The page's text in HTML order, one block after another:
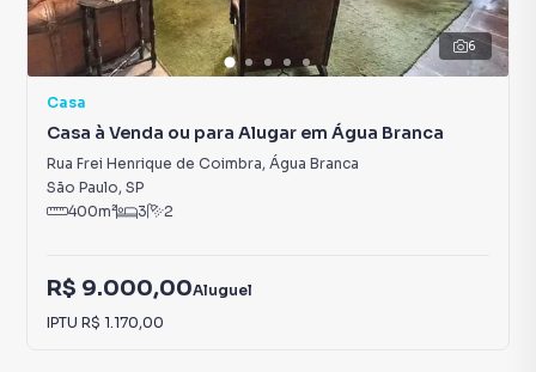
6
Casa
Casa à Venda ou para Alugar em Água Branca
Rua Frei Henrique de Coimbra, Água Branca
São Paulo, SP
400m² 3 2
R$ 9.000,00Aluguel
IPTU R$ 1.170,00